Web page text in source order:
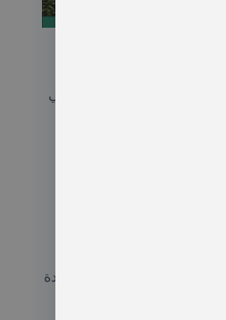
افضل الحدائق الموجودة في
الحديقة بالفعاليات
العاب جدا جميلة لمتختلف
نهاية الرحلة بزيارة
التي تمتد الى جبال كاشكار
تحتوي هذه المياه على عدة
الأماكن التي يقصدها